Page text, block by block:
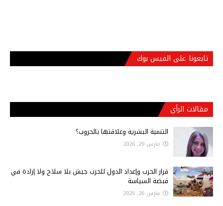
تابعونا على الفيس بوك
مقالات الرأي
التنمية البشرية وعلاقتها بالحروب؟
مارس 29, 2026
قرار الحرب وإعداد الدول للحرب جيش بلا سلاح ولا إرادة في
قبضة السياسة
مارس 26, 2026